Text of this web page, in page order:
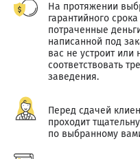
На протяжении
гарантийного
потраченные
написанной под
вас не устроит или
соответствовать
заведения.
Перед сдачей
проходит
по выбранному